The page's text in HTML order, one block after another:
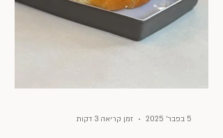
5 בפבר׳ 2025 זמן קריאה 3 דקות